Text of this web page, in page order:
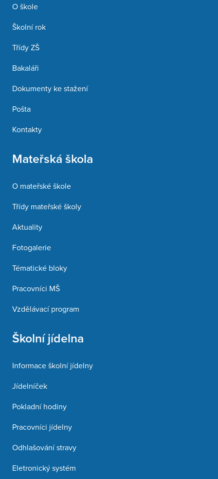
O škole
Školní rok
Třídy ZŠ
Bakaláři
Dokumenty ke stažení
Pošta
Kontakty
Mateřská škola
O mateřské škole
Třídy mateřské školy
Aktuality
Fotogalerie
Tématické bloky
Pracovníci MŠ
Vzdělávací program
Školní jídelna
Informace školní jídelny
Jídelníček
Pokladní hodiny
Pracovníci jídelny
Odhlašování stravy
Eletronický systém